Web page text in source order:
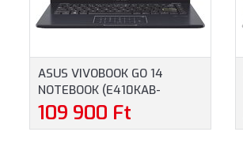
ASUS VIVOBOOK GO 14
NOTEBOOK (E410KAB-
EK877WS) - 14.0" FULLHD,
INTEL CELERON N4500, 4GB
109 900 Ft